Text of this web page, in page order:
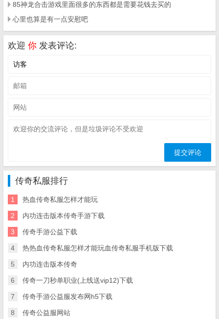
85神龙合击游戏里面很多的东西都是需要花钱去买的
心里也算是有一点安慰吧
欢迎 你 发表评论:
传奇私服排行
1 热血传奇私服怎样才能玩
2 内功连击版本传奇手游下载
3 传奇手游公益下载
4 热热血传奇私服怎样才能玩血传奇私服手机版下载
5 内功连击版本传奇
6 传奇一刀秒单职业(上线送vip12)下载
7 传奇手游公益服发布网h5下载
8 传奇公益服网站